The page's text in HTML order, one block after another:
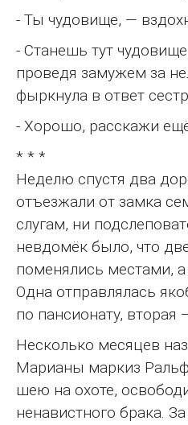
- Ты чудовище, —
- Станешь тут
проведя замужем за
фыркнула в ответ
- Хорошо, расскажи
* * *
Неделю спустя два
отъезжали от замка
слугам, ни
невдомёк было, что
поменялись местами,
Одна отправлялась
по пансионату, вторая
Несколько месяцев
Марианы маркиз
шею на охоте,
ненавистного брака.